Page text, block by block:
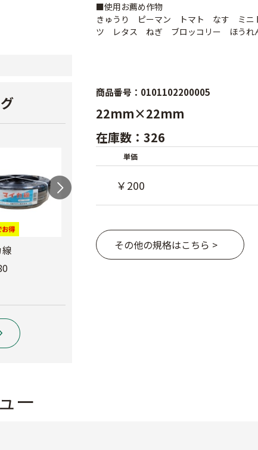
スカイコートバン
■使用お薦め作物
きゅうり ピーマン トマト なす ミ
ツ レタス ねぎ ブロッコリー ほう
商品番号：0101102200005
22mm×22mm
在庫数：326
単価
￥200
その他の規格はこちら >
ー